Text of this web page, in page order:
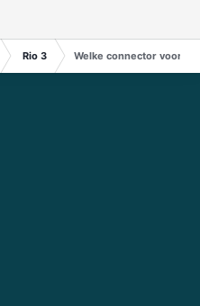
Rio 3 Welke connector voor